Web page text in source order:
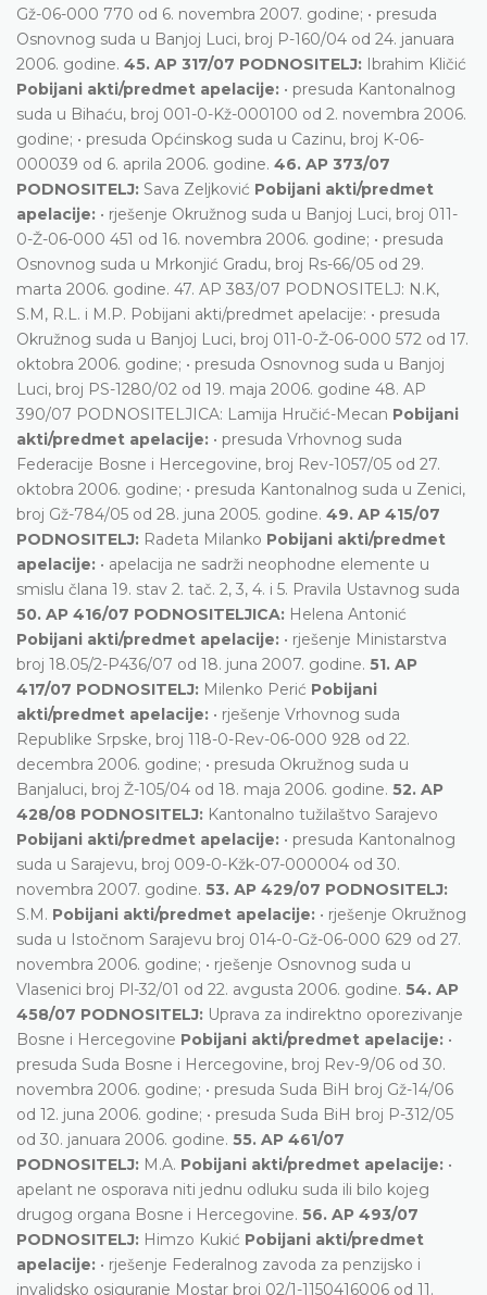
Gž-06-000 770 od 6. novembra 2007. godine; • presuda
Osnovnog suda u Banjoj Luci, broj P-160/04 od 24. januara
2006. godine. 45. AP 317/07 PODNOSITELJ: Ibrahim Kličić
Pobijani akti/predmet apelacije: • presuda Kantonalnog
suda u Bihaću, broj 001-0-Kž-000100 od 2. novembra 2006.
godine; • presuda Općinskog suda u Cazinu, broj K-06-
000039 od 6. aprila 2006. godine. 46. AP 373/07
PODNOSITELJ: Sava Zeljković Pobijani akti/predmet
apelacije: • rješenje Okružnog suda u Banjoj Luci, broj 011-
0-Ž-06-000 451 od 16. novembra 2006. godine; • presuda
Osnovnog suda u Mrkonjić Gradu, broj Rs-66/05 od 29.
marta 2006. godine. 47. AP 383/07 PODNOSITELJ: N.K,
S.M, R.L. i M.P. Pobijani akti/predmet apelacije: • presuda
Okružnog suda u Banjoj Luci, broj 011-0-Ž-06-000 572 od 17.
oktobra 2006. godine; • presuda Osnovnog suda u Banjoj
Luci, broj PS-1280/02 od 19. maja 2006. godine 48. AP
390/07 PODNOSITELJICA: Lamija Hručić-Mecan Pobijani
akti/predmet apelacije: • presuda Vrhovnog suda
Federacije Bosne i Hercegovine, broj Rev-1057/05 od 27.
oktobra 2006. godine; • presuda Kantonalnog suda u Zenici,
broj Gž-784/05 od 28. juna 2005. godine. 49. AP 415/07
PODNOSITELJ: Radeta Milanko Pobijani akti/predmet
apelacije: • apelacija ne sadrži neophodne elemente u
smislu člana 19. stav 2. tač. 2, 3, 4. i 5. Pravila Ustavnog suda
50. AP 416/07 PODNOSITELJICA: Helena Antonić
Pobijani akti/predmet apelacije: • rješenje Ministarstva
broj 18.05/2-P436/07 od 18. juna 2007. godine. 51. AP
417/07 PODNOSITELJ: Milenko Perić Pobijani
akti/predmet apelacije: • rješenje Vrhovnog suda
Republike Srpske, broj 118-0-Rev-06-000 928 od 22.
decembra 2006. godine; • presuda Okružnog suda u
Banjaluci, broj Ž-105/04 od 18. maja 2006. godine. 52. AP
428/08 PODNOSITELJ: Kantonalno tužilaštvo Sarajevo
Pobijani akti/predmet apelacije: • presuda Kantonalnog
suda u Sarajevu, broj 009-0-Kžk-07-000004 od 30.
novembra 2007. godine. 53. АP 429/07 PODNOSITELJ:
S.M. Pobijani akti/predmet apelacije: • rješenje Okružnog
suda u Istočnom Sarajevu broj 014-0-Gž-06-000 629 оd 27.
novembra 2006. godine; • rješenje Osnovnog suda u
Vlasenici broj Pl-32/01 оd 22. avgusta 2006. godine. 54. AP
458/07 PODNOSITELJ: Uprava za indirektno oporezivanje
Bosne i Hercegovine Pobijani akti/predmet apelacije: •
presuda Suda Bosne i Hercegovine, broj Rev-9/06 od 30.
novembra 2006. godine; • presuda Suda BiH broj Gž-14/06
od 12. juna 2006. godine; • presuda Suda BiH broj P-312/05
od 30. januara 2006. godine. 55. AP 461/07
PODNOSITELJ: M.A. Pobijani akti/predmet apelacije: •
apelant ne osporava niti jednu odluku suda ili bilo kojeg
drugog organa Bosne i Hercegovine. 56. AP 493/07
PODNOSITELJ: Himzo Kukić Pobijani akti/predmet
apelacije: • rješenje Federalnog zavoda za penzijsko i
invalidsko osiguranje Mostar broj 02/1-1150416006 od 11.